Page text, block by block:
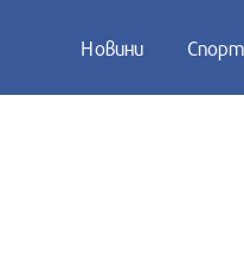
Новини Спорт